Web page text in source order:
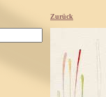
Zurück